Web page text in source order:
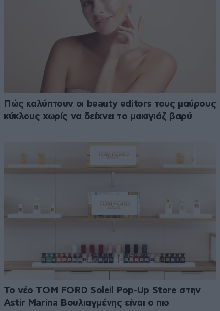
Πώς καλύπτουν οι beauty editors τους μαύρους
κύκλους χωρίς να δείχνει το μακιγιάζ βαρύ
Το νέο TOM FORD Soleil Pop-Up Store στην
Astir Marina Βουλιαγμένης είναι ο πιο